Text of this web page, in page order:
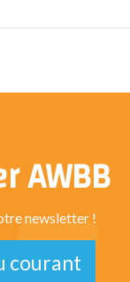
AWBB
newsletter !
courant